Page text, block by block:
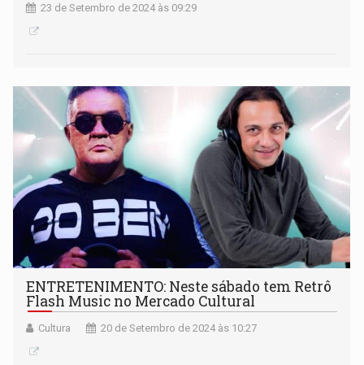
23 de Setembro de 2024 às 09:29
ENTRETENIMENTO: Neste sábado tem Retrô
Flash Music no Mercado Cultural
Cultura 20 de Setembro de 2024 às 10:27